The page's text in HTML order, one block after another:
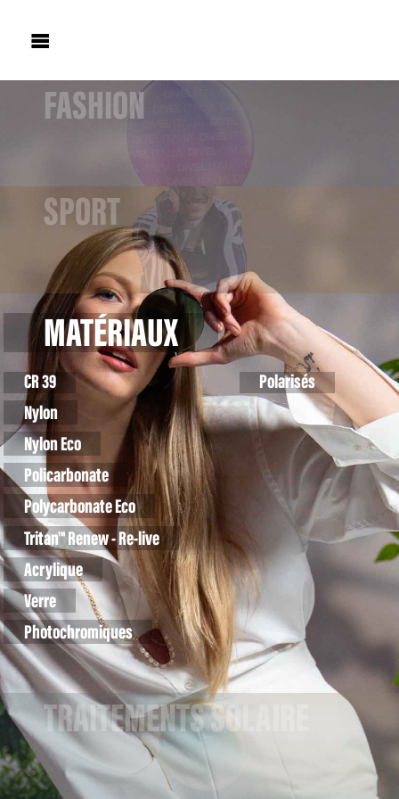

FASHION
SPORT
MATÉRIAUX
CR 39
Nylon
Nylon Eco
Policarbonate
Polycarbonate Eco
Tritan™ Renew - Re-live
Acrylique
Verre
Photochromiques
Polarisés
TRAITEMENTS SOLAIRE